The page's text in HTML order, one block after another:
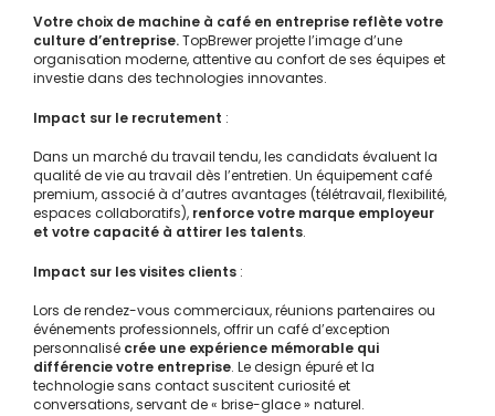
Votre choix de machine à café en entreprise reflète votre
culture d’entreprise.TopBrewer projette l’image d’une
organisation moderne, attentive au confort de ses équipes et
investie dans des technologies innovantes.
Impact sur le recrutement :
Dans un marché du travail tendu, les candidats évaluent la
qualité de vie au travail dès l’entretien. Un équipement café
premium, associé à d’autres avantages (télétravail, flexibilité,
espaces collaboratifs), renforce votre marque employeur
et votre capacité à attirer les talents.
Impact sur les visites clients :
Lors de rendez-vous commerciaux, réunions partenaires ou
événements professionnels, offrir un café d’exception
personnalisé crée une expérience mémorable qui
différencie votre entreprise. Le design épuré et la
technologie sans contact suscitent curiosité et
conversations, servant de « brise-glace » naturel.